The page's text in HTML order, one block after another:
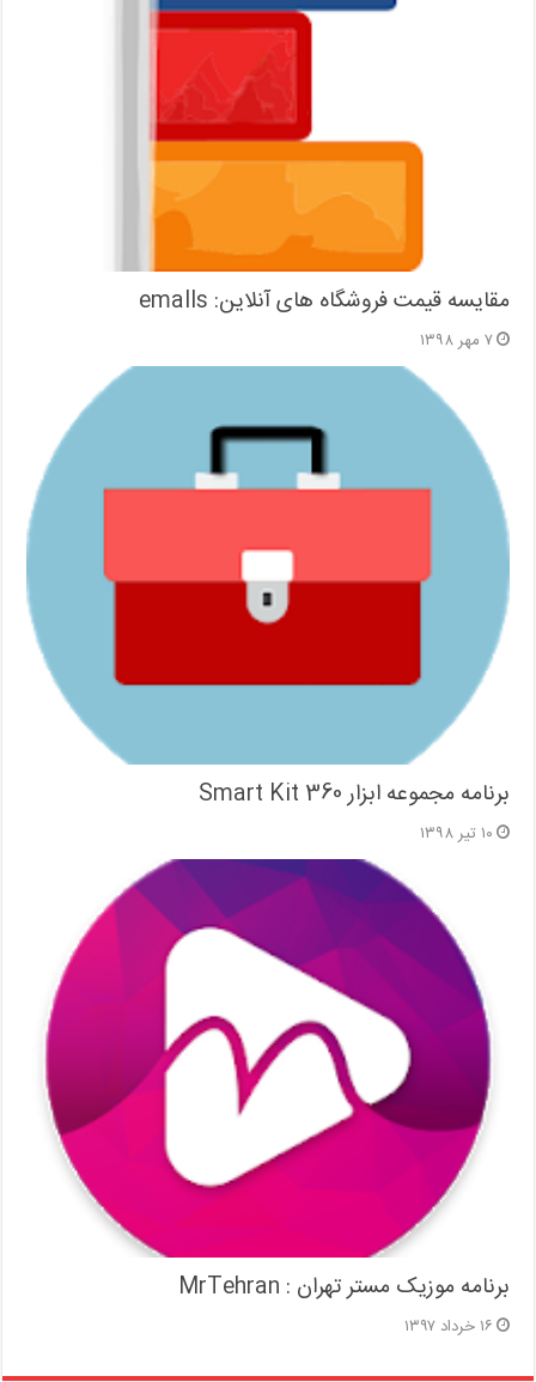
مقایسه قیمت فروشگاه های آنلاین: emalls
۷ مهر ۱۳۹۸
برنامه مجموعه ابزار Smart Kit 360‏
۱۰ تیر ۱۳۹۸
برنامه موزیک مستر تهران : MrTehran
۱۶ خرداد ۱۳۹۷